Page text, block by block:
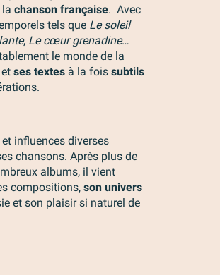
chanson française. Avec
tels que Le soleil
, Le cœur grenadine…
le monde de la
ses textes à la fois subtils
influences diverses
chansons. Après plus de
albums, il vient
compositions, son univers
et son plaisir si naturel de